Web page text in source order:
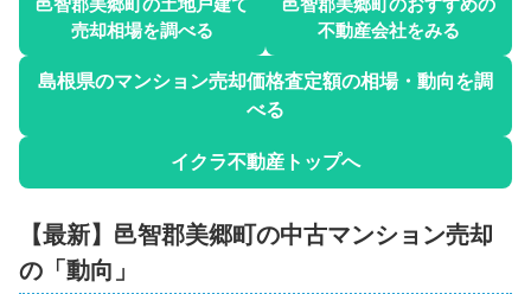
売却相場を調べる
不動産会社をみる
島根県のマンション売却価格査定額の相場・動向を調
べる
イクラ不動産トップへ
【最新】 邑智郡美郷町の中古マンション売却
の「動向」